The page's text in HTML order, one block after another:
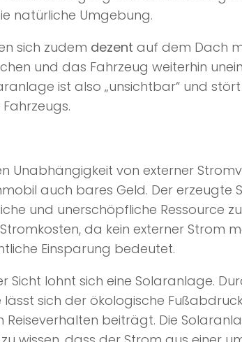
natürliche Umgebung.
sich zudem dezent auf dem Dach
und das Fahrzeug weiterhin
ist also „unsichtbar“ und
Unabhängigkeit von externer
auch bares Geld. Der erzeugte
und unerschöpfliche Ressource
da kein externer Strom
Einsparung bedeutet.
Sicht lohnt sich eine Solaranlage.
sich der ökologische
Reiseverhalten beiträgt. Die